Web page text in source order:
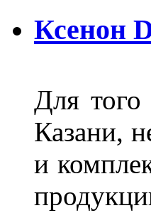
Ксенон
Для
Казани,
и